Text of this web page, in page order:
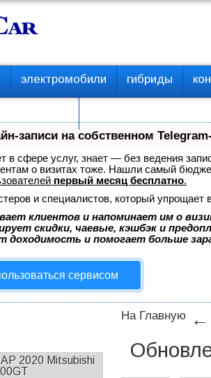
электромобили гибриды
записи на собственном
в сфере услуг, знает — без ведения
о визитах тоже. Нашли самый
первый месяц бесплатно.
и специалистов, который упрощает
клиентов и напоминает им о
скидки, чаевые, кэшбэк и
доходимость и помогает больше
сервисом
На Главную
2020 Mitsubishi